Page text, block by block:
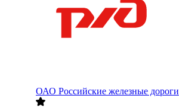
ОАО Российские железные дороги